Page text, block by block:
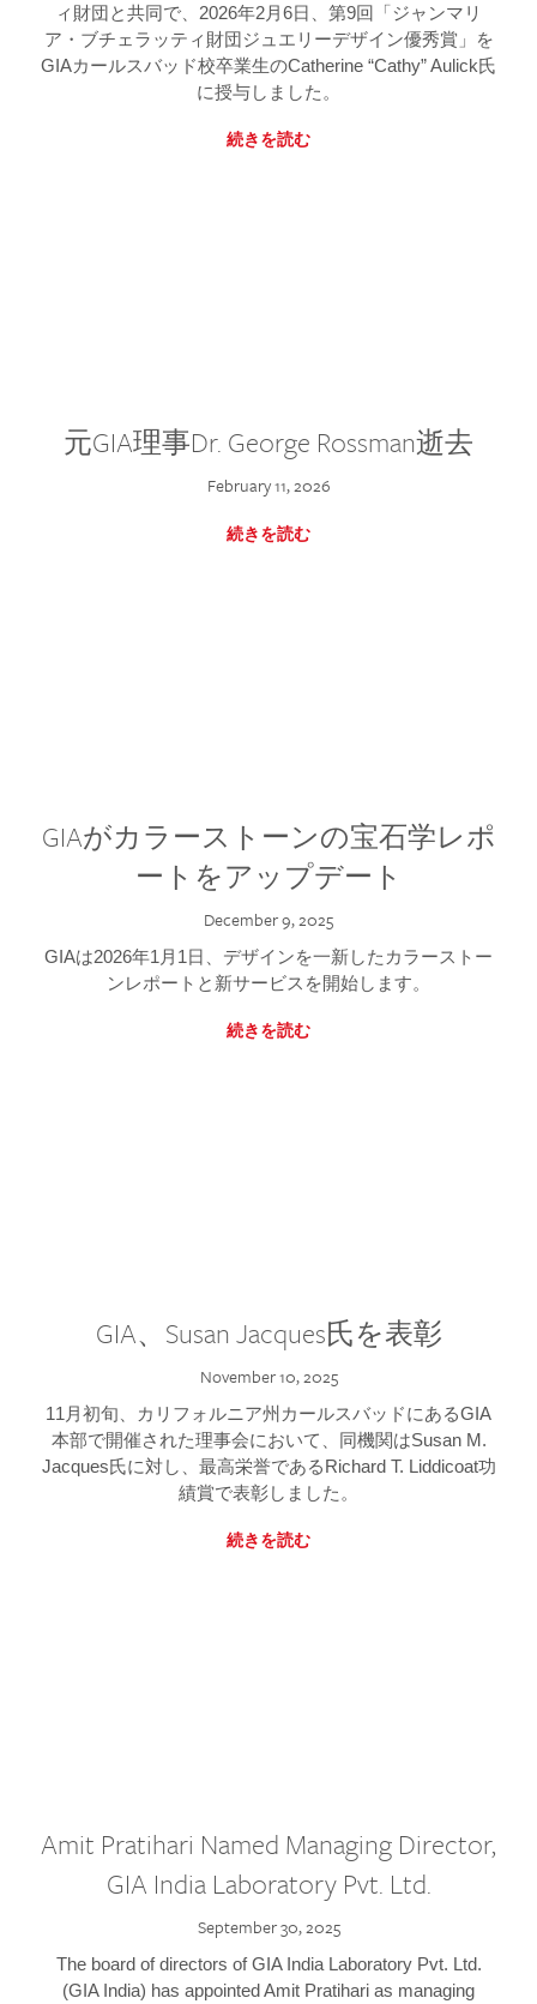
ィ財団と共同で、2026年2月6日、第9回「ジャンマリ
ア・ブチェラッティ財団ジュエリーデザイン優秀賞」を
GIAカールスバッド校卒業生のCatherine “Cathy” Aulick氏
に授与しました。
続きを読む
元GIA理事Dr. George Rossman逝去
February 11, 2026
続きを読む
GIAがカラーストーンの宝石学レポ
ートをアップデート
December 9, 2025
GIAは2026年1月1日、デザインを一新したカラーストー
ンレポートと新サービスを開始します。
続きを読む
GIA、Susan Jacques氏を表彰
November 10, 2025
11月初旬、カリフォルニア州カールスバッドにあるGIA
本部で開催された理事会において、同機関はSusan M.
Jacques氏に対し、最高栄誉であるRichard T. Liddicoat功
績賞で表彰しました。
続きを読む
Amit Pratihari Named Managing Director,
GIA India Laboratory Pvt. Ltd.
September 30, 2025
The board of directors of GIA India Laboratory Pvt. Ltd.
(GIA India) has appointed Amit Pratihari as managing